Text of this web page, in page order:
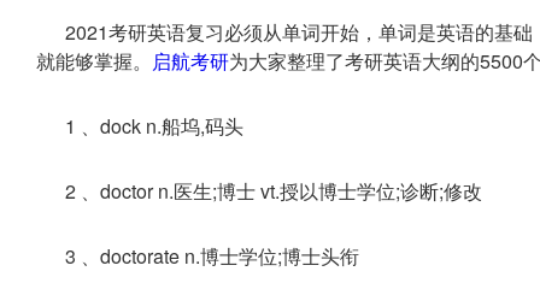
2021考研英语复习必须从单词开始，单词是英语的基
就能够掌握。 启航考研为大家整理了考研英语大纲的5500
1 、dock n.船坞,码头
2 、doctor n.医生;博士 vt.授以博士学位;诊断;修改
3 、doctorate n.博士学位;博士头衔